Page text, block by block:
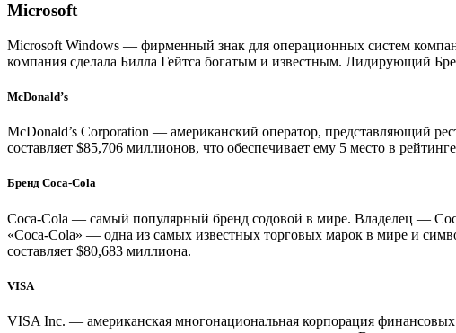
Microsoft
Microsoft Windows — фирменный знак для операционных систем
компания сделала Билла Гейтса богатым и известным. Лидирующий
McDonald’s
McDonald’s Corporation — американский оператор, представляющий
составляет $85,706 миллионов, что обеспечивает ему 5 место в
Бренд Coca-Cola
Coca-Cola — самый популярный бренд содовой в мире. Владелец —
«Coca-Cola» — одна из самых известных торговых марок в мире и
составляет $80,683 миллиона.
VISA
VISA Inc. — американская многонациональная корпорация